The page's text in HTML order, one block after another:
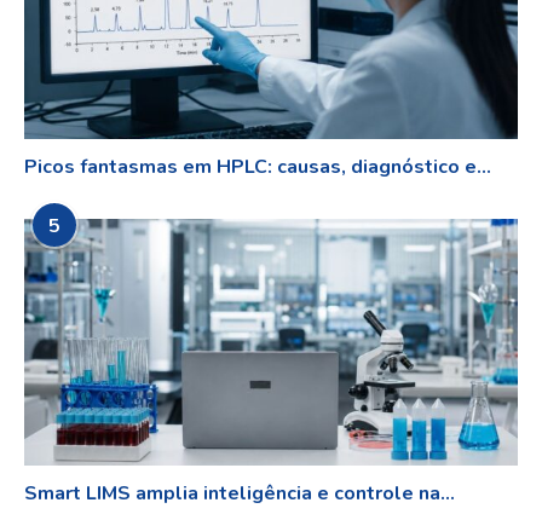
Picos fantasmas em HPLC: causas, diagnóstico e...
5
Smart LIMS amplia inteligência e controle na...